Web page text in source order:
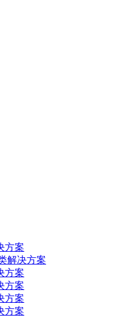
方案
解决方案
方案
方案
方案
方案